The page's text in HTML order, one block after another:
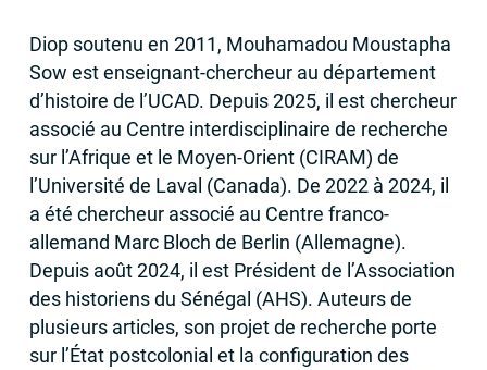
Diop soutenu en 2011, Mouhamadou Moustapha
Sow est enseignant-chercheur au département
d’histoire de l’UCAD. Depuis 2025, il est chercheur
associé au Centre interdisciplinaire de recherche
sur l’Afrique et le Moyen-Orient (CIRAM) de
l’Université de Laval (Canada). De 2022 à 2024, il
a été chercheur associé au Centre franco-
allemand Marc Bloch de Berlin (Allemagne).
Depuis août 2024, il est Président de l’Association
des historiens du Sénégal (AHS). Auteurs de
plusieurs articles, son projet de recherche porte
sur l’État postcolonial et la configuration des